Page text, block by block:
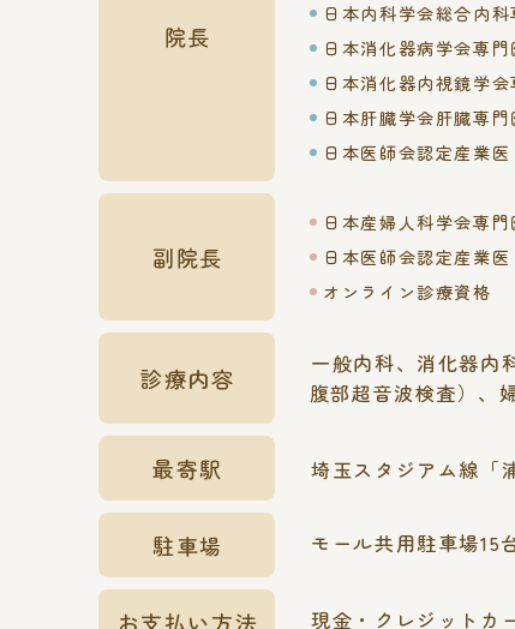
院長
日本内科学会総合内科
日本消化器病学会専門
日本消化器内視鏡学会
日本肝臓学会肝臓専門
日本医師会認定産業医
副院長
日本産婦人科学会専門
日本医師会認定産業医
オンライン診療資格
診療内容
一般内科、消化器内
腹部超音波検査）、
最寄駅 埼玉スタジアム線「
駐車場 モール共用駐車場15
お支払い方法 現金・クレジットカ